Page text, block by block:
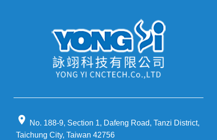
location_on
No. 188-9, Section 1, Dafeng Road, Tanzi District,
Taichung City, Taiwan 42756